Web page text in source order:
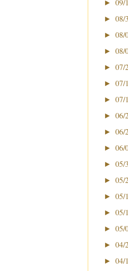
► 09/
► 08/
► 08/
► 08/
► 07/
► 07/
► 07/
► 06/
► 06/
► 06/
► 05/
► 05/
► 05/
► 05/
► 05/
► 04/
► 04/